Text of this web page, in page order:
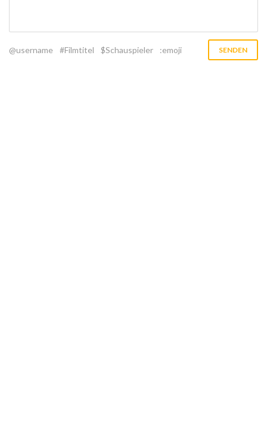
@username #Filmtitel $Schauspieler :emoji